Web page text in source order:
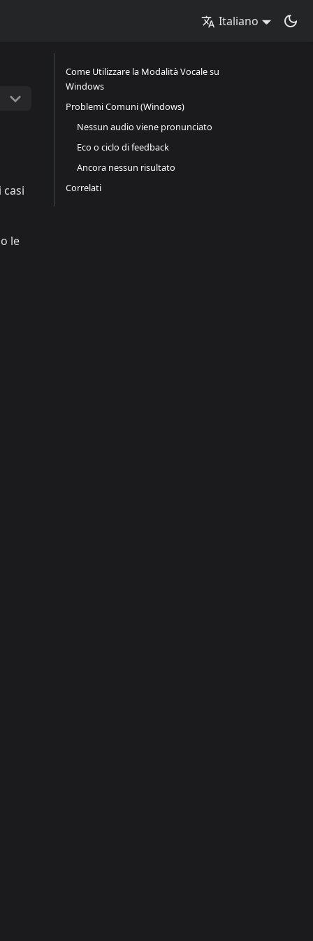
Italiano
le
Come Utilizzare la Modalità Vocale su
Windows
Problemi Comuni (Windows)
Nessun audio viene pronunciato
Eco o ciclo di feedback
Ancora nessun risultato
Correlati